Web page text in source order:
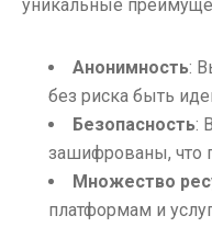
уникальные
Анонимность:
без риска быть
Безопасность:
зашифрованы, что
Множество
платформам и